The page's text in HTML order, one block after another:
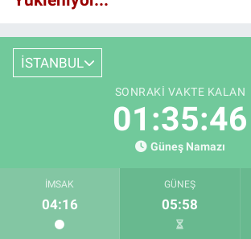
İSTANBUL
SONRAKI VAKTE KALAN
01:35:45
Güneş Namazı
İMSAK
04:16
GÜNEŞ
05:58